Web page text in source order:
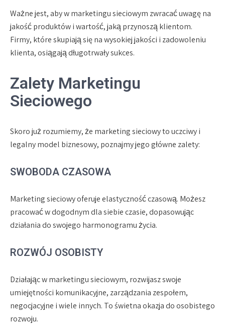
Ważne jest, aby w marketingu sieciowym zwracać uwagę na
jakość produktów i wartość, jaką przynoszą klientom.
Firmy, które skupiają się na wysokiej jakości i zadowoleniu
klienta, osiągają długotrwały sukces.
Zalety Marketingu
Sieciowego
Skoro już rozumiemy, że marketing sieciowy to uczciwy i
legalny model biznesowy, poznajmy jego główne zalety:
SWOBODA CZASOWA
Marketing sieciowy oferuje elastyczność czasową. Możesz
pracować w dogodnym dla siebie czasie, dopasowując
działania do swojego harmonogramu życia.
ROZWÓJ OSOBISTY
Działając w marketingu sieciowym, rozwijasz swoje
umiejętności komunikacyjne, zarządzania zespołem,
negocjacyjne i wiele innych. To świetna okazja do osobistego
rozwoju.